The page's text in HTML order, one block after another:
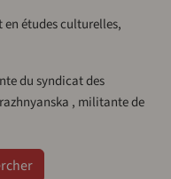
études culturelles,
du syndicat des
, militante de